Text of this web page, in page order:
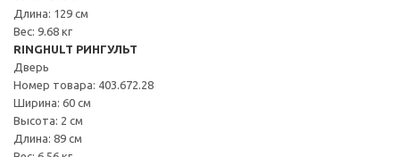
Длина: 129 см
Вес: 9.68 кг
RINGHULT РИНГУЛЬТ
Дверь
Номер товара: 403.672.28
Ширина: 60 см
Высота: 2 см
Длина: 89 см